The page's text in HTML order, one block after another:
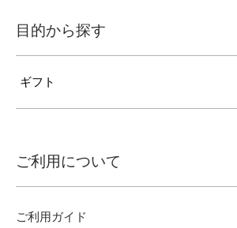
目的から探す
ギフト
ご利用について
ご利用ガイド